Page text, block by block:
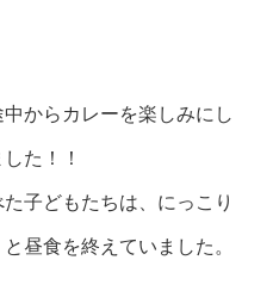
からカレーを楽しみにし
た！！
子どもたちは、にっこり
昼食を終えていました。